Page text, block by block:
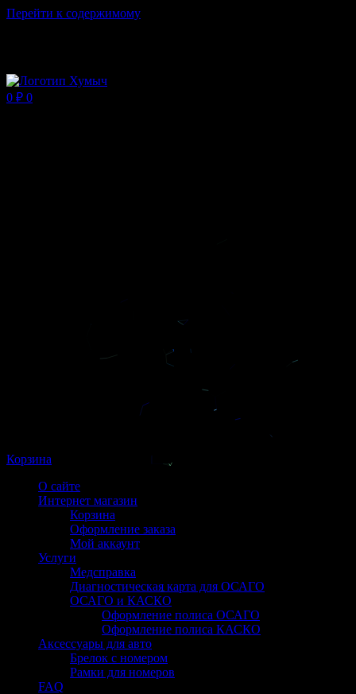
Перейти к содержимому
0 ₽ 0
Корзина
О сайте
Интернет магазин
Корзина
Оформление заказа
Мой аккаунт
Услуги
Медсправка
Диагностическая карта для ОСАГО
ОСАГО и КАСКО
Оформление полиса ОСАГО
Оформление полиса КАСКО
Аксессуары для авто
Брелок с номером
Рамки для номеров
FAQ